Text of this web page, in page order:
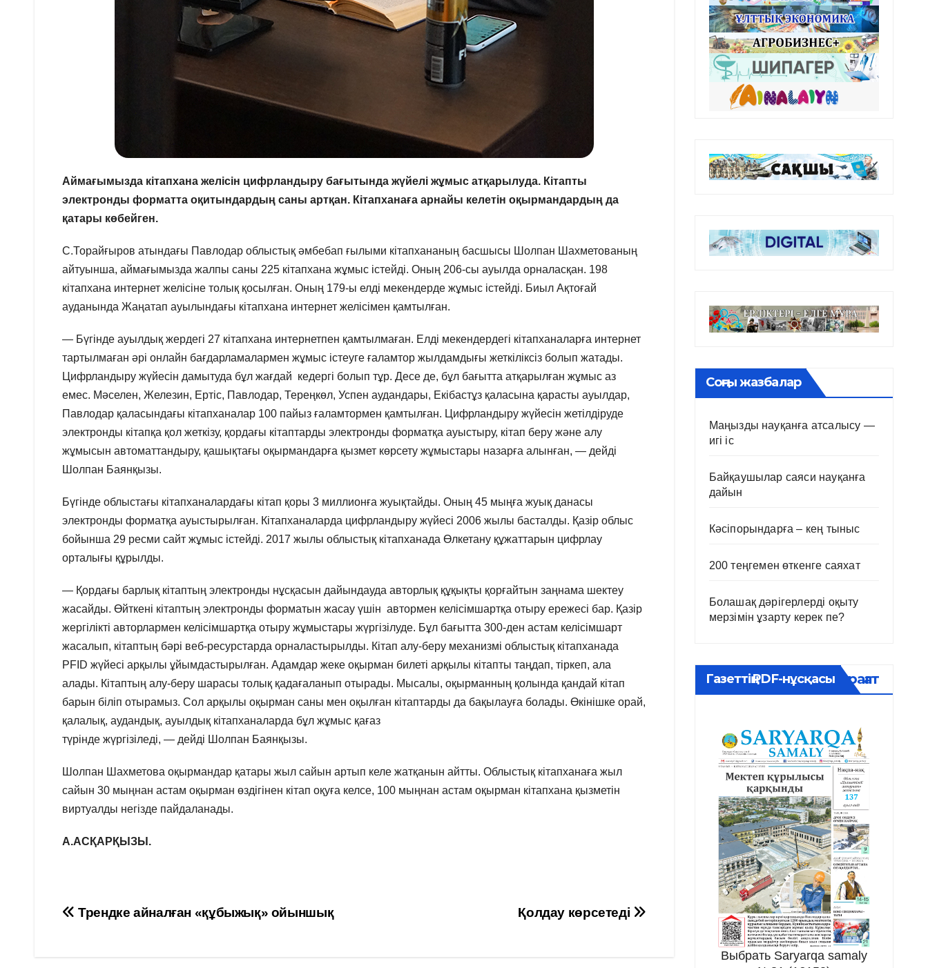
Аймағымызда кітапхана желісін цифрландыру бағытында жүйелі жұмыс атқарылуда. Кітапты
электронды форматта оқитындардың саны артқан. Кітапханаға арнайы келетін оқырмандардың да
қатары көбейген.
С.Торайғыров атындағы Павлодар облыстық әмбебап ғылыми кітапхананың басшысы Шолпан Шахметованың
айтуынша, аймағымызда жалпы саны 225 кітапхана жұмыс істейді. Оның 206-сы ауылда орналасқан. 198
кітапхана интернет желісіне толық қосылған. Оның 179-ы елді мекендерде жұмыс істейді. Биыл Ақтоғай
ауданында Жаңатап ауылындағы кітапхана интернет желісімен қамтылған.
— Бүгінде ауылдық жердегі 27 кітапхана интернетпен қамтылмаған. Елді мекендердегі кітапханаларға интернет
тартылмаған әрі онлайн бағдарламалармен жұмыс істеуге ғаламтор жылдамдығы жеткіліксіз болып жатады.
Цифрландыру жүйесін дамытуда бұл жағдай кедергі болып тұр. Десе де, бұл бағытта атқарылған жұмыс аз
емес. Мәселен, Железин, Ертіс, Павлодар, Тереңкөл, Успен аудандары, Екібастұз қаласына қарасты ауылдар,
Павлодар қаласындағы кітапханалар 100 пайыз ғаламтормен қамтылған. Цифрландыру жүйесін жетілдіруде
электронды кітапқа қол жеткізу, қордағы кітаптарды электронды форматқа ауыстыру, кітап беру және алу
жұмысын автоматтандыру, қашықтағы оқырмандарға қызмет көрсету жұмыстары назарға алынған, — дейді
Шолпан Баянқызы.
Бүгінде облыстағы кітапханалардағы кітап қоры 3 миллионға жуықтайды. Оның 45 мыңға жуық данасы
электронды форматқа ауыстырылған. Кітапханаларда цифрландыру жүйесі 2006 жылы басталды. Қазір облыс
бойынша 29 ресми сайт жұмыс істейді. 2017 жылы облыстық кітапханада Өлкетану құжаттарын цифрлау
орталығы құрылды.
— Қордағы барлық кітаптың электронды нұсқасын дайындауда авторлық құқықты қорғайтын заңнама шектеу
жасайды. Өйткені кітаптың электронды форматын жасау үшін автормен келісімшартқа отыру ережесі бар. Қазір
жергілікті авторлармен келісімшартқа отыру жұмыстары жүргізілуде. Бұл бағытта 300-ден астам келісімшарт
жасалып, кітаптың бәрі веб-ресурстарда орналастырылды. Кітап алу-беру механизмі облыстық кітапханада
РFID жүйесі арқылы ұйымдастырылған. Адамдар жеке оқырман билеті арқылы кітапты таңдап, тіркеп, ала
алады. Кітаптың алу-беру шарасы толық қадағаланып отырады. Мысалы, оқырманның қолында қандай кітап
барын біліп отырамыз. Сол арқылы оқырман саны мен оқылған кітаптарды да бақылауға болады. Өкінішке орай,
қалалық, аудандық, ауылдық кітапханаларда бұл жұмыс қағаз
түрінде жүргізіледі, — дейді Шолпан Баянқызы.
Шолпан Шахметова оқырмандар қатары жыл сайын артып келе жатқанын айтты. Облыстық кітапханаға жыл
сайын 30 мыңнан астам оқырман өздігінен кітап оқуға келсе, 100 мыңнан астам оқырман кітапхана қызметін
виртуалды негізде пайдаланады.
А.АСҚАРҚЫЗЫ.
Навигация
Қолдау көрсетеді
Трендке айналған «құбыжық» ойыншық
Соңғы жазбалар
Маңызды науқанға атсалысу —
игі іс
Байқаушылар саяси науқанға
дайын
Кәсіпорындарға – кең тыныс
200 теңгемен өткенге саяхат
Болашақ дәрігерлерді оқыту
мерзімін ұзарту керек пе?
Газеттің PDF-нұсқасыМұрағат
Выбрать Saryarqa samaly